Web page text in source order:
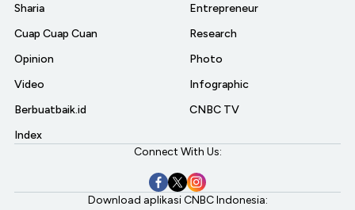
Sharia
Cuap Cuap Cuan
Opinion
Video
Berbuatbaik.id
Index
Entrepreneur
Research
Photo
Infographic
CNBC TV
Connect With Us:
Download aplikasi CNBC Indonesia: